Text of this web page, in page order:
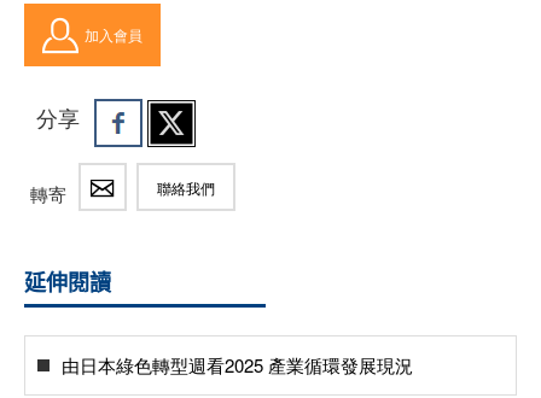
加入會員
分享
轉寄 聯絡我們
延伸閱讀
由日本綠色轉型週看2025 產業循環發展現況